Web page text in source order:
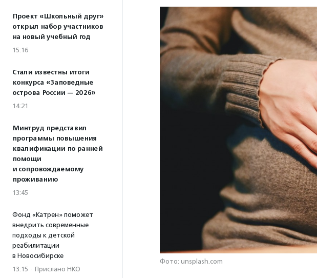
Проект «Школьный друг»
открыл набор участников
на новый учебный год
15:16
Стали известны итоги
конкурса «Заповедные
острова России — 2026»
14:21
Минтруд представил
программы повышения
квалификации по ранней
помощи
и сопровождаемому
проживанию
13:45
Фонд «Катрен» поможет
внедрить современные
подходы к детской
реабилитации
в Новосибирске
13:15 · Прислано НКО
Фото: unsplash.com